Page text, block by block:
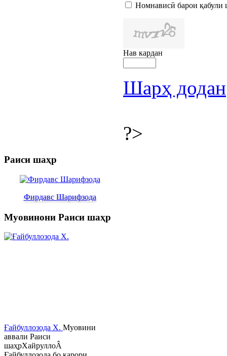
Номнависӣ барои қабули
Нав кардан
Шарҳ додан
?>
Раиси шаҳр
Фирдавс Шарифзода
Муовинони Раиси шаҳр
Ғайбуллозода Х. Муовини
аввали Раиси
шаҳрХайруллоÂ